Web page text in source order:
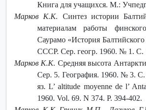
Книга для учащихся. М.:
Марков К.К. Синтез истории
материалам работы
Саурамо «История
СССР. Сер. геогр. 1960. № 1. С.
Марков К.К. Средняя высота
Сер. 5. География. 1960. № 3.
яз. L’ altitude moyenne de l’
1960. Vol. 69. N 374. P. 394-402.